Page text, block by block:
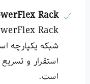
Rack
شبکه یکپارچه
استقرار و
است.